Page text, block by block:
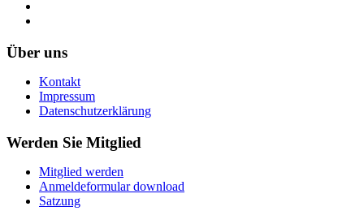
Über uns
Kontakt
Impressum
Datenschutzerklärung
Werden Sie Mitglied
Mitglied werden
Anmeldeformular download
Satzung